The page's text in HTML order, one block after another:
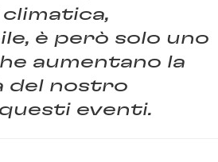
climatica,
è però solo uno
aumentano la
del nostro
eventi.